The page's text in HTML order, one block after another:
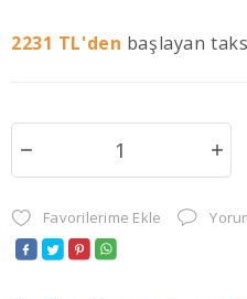
2231 TL'den başlayan
Favorilerime Ekle